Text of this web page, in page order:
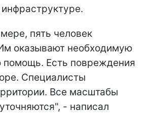
пять человек
оказывают необходимую
Есть повреждения
Специалисты
Все масштабы
- написал